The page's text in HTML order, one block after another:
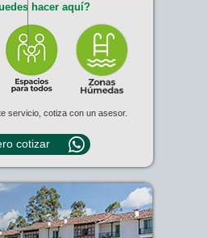
hacer aquí?
servicio, cotiza con un asesor.
cotizar